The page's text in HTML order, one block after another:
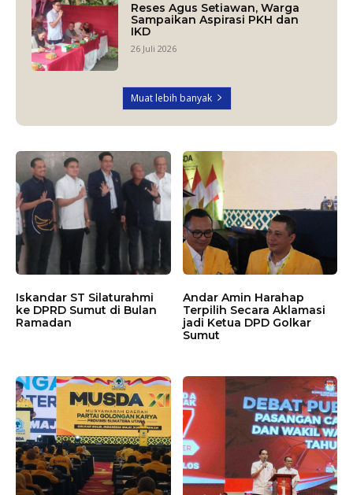
Reses Agus Setiawan, Warga
Sampaikan Aspirasi PKH dan
IKD
26 Juli 2026
Muat lebih banyak
Iskandar ST Silaturahmi
ke DPRD Sumut di Bulan
Ramadan
Andar Amin Harahap
Terpilih Secara Aklamasi
jadi Ketua DPD Golkar
Sumut